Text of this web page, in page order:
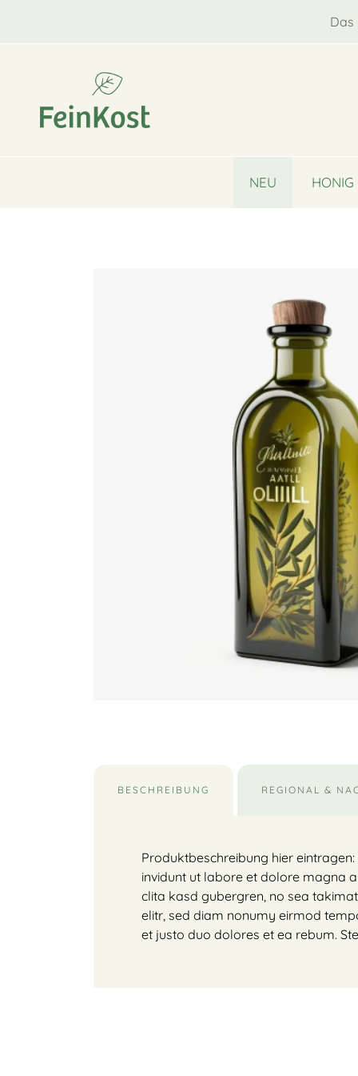
Das
NEU HONIG
BESCHREIBUNG REGIONAL &
Produktbeschreibung hier
invidunt ut labore et dolore magna
clita kasd gubergren, no sea
elitr, sed diam nonumy eirmod
et justo duo dolores et ea rebum.